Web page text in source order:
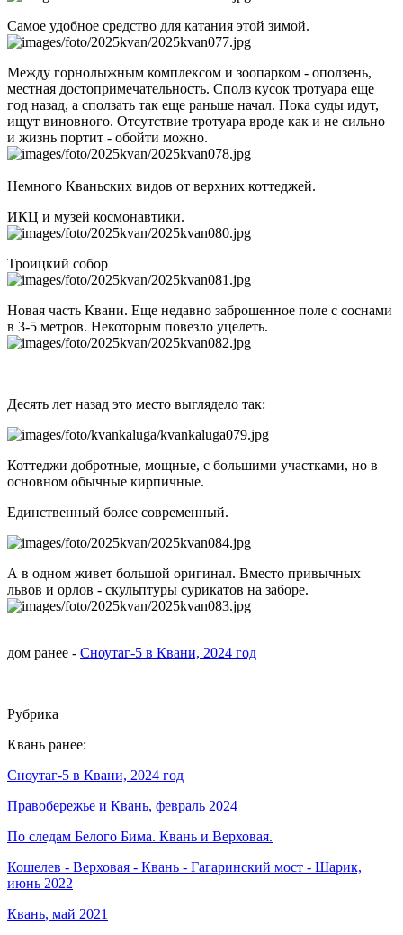
Самое удобное средство для катания этой зимой.
Между горнолыжным комплексом и зоопарком - оползень,
местная достопримечательность. Сполз кусок тротуара еще
год назад, а сползать так еще раньше начал. Пока суды идут,
ищут виновного. Отсутствие тротуара вроде как и не сильно
и жизнь портит - обойти можно.
Немного Кваньских видов от верхних коттеджей.
ИКЦ и музей космонавтики.
Троицкий собор
Новая часть Квани. Еще недавно заброшенное поле с соснами
в 3-5 метров. Некоторым повезло уцелеть.
Десять лет назад это место выглядело так:
Коттеджи добротные, мощные, с большими участками, но в
основном обычные кирпичные.
Единственный более современный.
А в одном живет большой оригинал. Вместо привычных
львов и орлов - скульптуры сурикатов на заборе.
дом ранее - Сноутаг-5 в Квани, 2024 год
Рубрика
Квань ранее:
Сноутаг-5 в Квани, 2024 год
Правобережье и Квань, февраль 2024
По следам Белого Бима. Квань и Верховая.
Кошелев - Верховая - Квань - Гагаринский мост - Шарик,
июнь 2022
Квань, май 2021